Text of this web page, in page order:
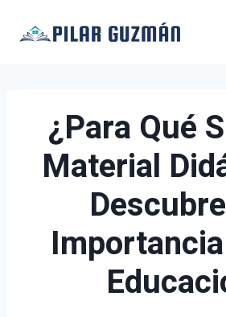
¿Para Qué
Material